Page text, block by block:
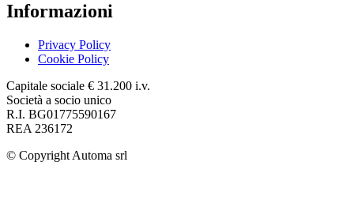
Informazioni
Privacy Policy
Cookie Policy
Capitale sociale € 31.200 i.v.
Società a socio unico
R.I. BG01775590167
REA 236172
© Copyright Automa srl